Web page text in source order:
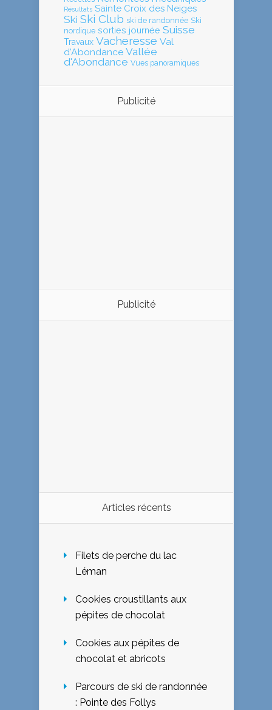
Résultats Sainte Croix des Neiges
Ski Ski Club ski de randonnée Ski
nordique sorties journée Suisse
Travaux Vacheresse Val
d'Abondance Vallée
d'Abondance Vues panoramiques
Publicité
Publicité
Articles récents
Filets de perche du lac
Léman
Cookies croustillants aux
pépites de chocolat
Cookies aux pépites de
chocolat et abricots
Parcours de ski de randonnée
: Pointe des Follys